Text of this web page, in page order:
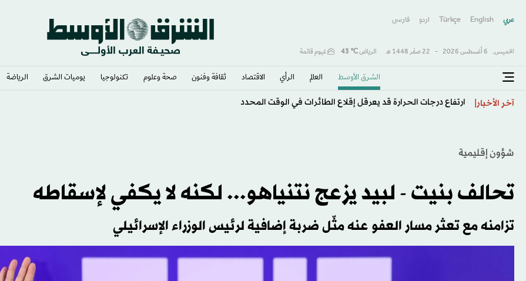
عربي English
Türkçe اردو فارسى
الخميس, 6 أغسطس 2026 - 22 صفَر 1448 هـ الرياض℃
43 غيوم قاتمة
الشرق الأوسط​ العالم الرأي الاقتصاد ثقافة وفنون صحة وعلوم تكنولوجيا يوميات الشرق​ الرياضة
آخر الأخبار ارتفاع درجات الحرارة قد يعرقل إقلاع الطائرات في الوقت المحدد
شؤون إقليمية
تحالف بنيت - لبيد يزعج نتنياهو... لكنه لا يكفي لإسقاطه
تزامنه مع تعثر مسار العفو عنه مثّل ضربة إضافية لرئيس الوزراء الإسرائيلي